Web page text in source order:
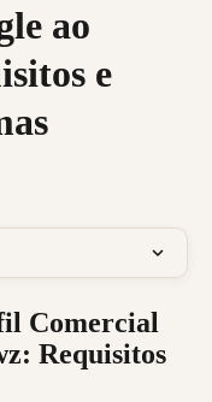
ao
e
Comercial
Requisitos